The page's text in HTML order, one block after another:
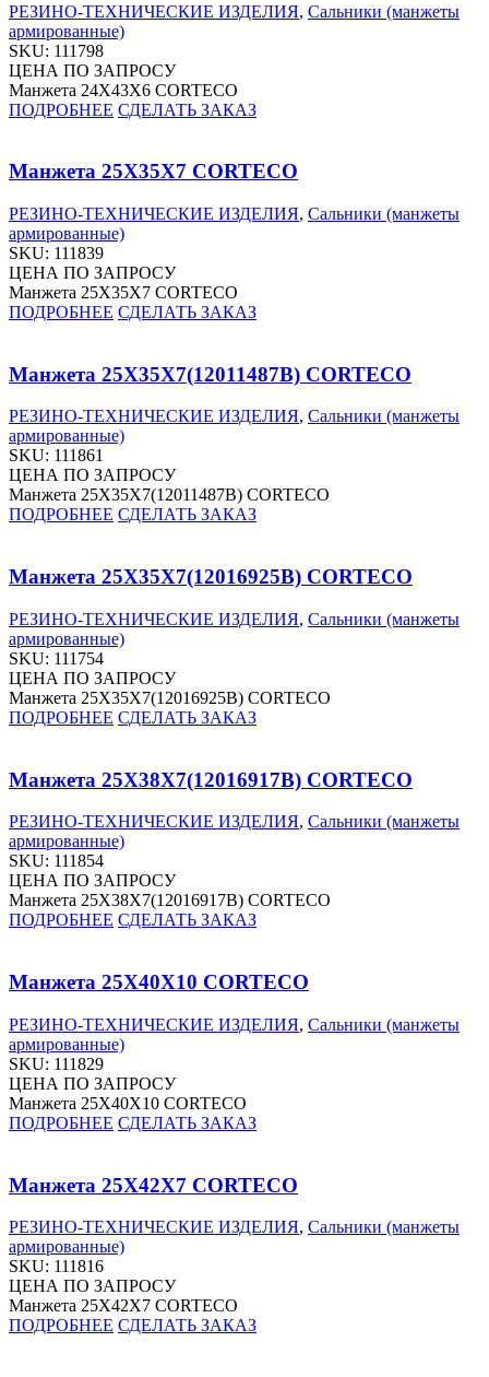
РЕЗИНО-ТЕХНИЧЕСКИЕ ИЗДЕЛИЯ, Сальники (манжеты
армированные)
SKU: 111798
ЦЕНА ПО ЗАПРОСУ
Манжета 24X43X6 CORTECO
ПОДРОБНЕЕ СДЕЛАТЬ ЗАКАЗ
Манжета 25X35X7 CORTECO
РЕЗИНО-ТЕХНИЧЕСКИЕ ИЗДЕЛИЯ, Сальники (манжеты
армированные)
SKU: 111839
ЦЕНА ПО ЗАПРОСУ
Манжета 25X35X7 CORTECO
ПОДРОБНЕЕ СДЕЛАТЬ ЗАКАЗ
Манжета 25X35X7(12011487B) CORTECO
РЕЗИНО-ТЕХНИЧЕСКИЕ ИЗДЕЛИЯ, Сальники (манжеты
армированные)
SKU: 111861
ЦЕНА ПО ЗАПРОСУ
Манжета 25X35X7(12011487B) CORTECO
ПОДРОБНЕЕ СДЕЛАТЬ ЗАКАЗ
Манжета 25X35X7(12016925B) CORTECO
РЕЗИНО-ТЕХНИЧЕСКИЕ ИЗДЕЛИЯ, Сальники (манжеты
армированные)
SKU: 111754
ЦЕНА ПО ЗАПРОСУ
Манжета 25X35X7(12016925B) CORTECO
ПОДРОБНЕЕ СДЕЛАТЬ ЗАКАЗ
Манжета 25X38X7(12016917B) CORTECO
РЕЗИНО-ТЕХНИЧЕСКИЕ ИЗДЕЛИЯ, Сальники (манжеты
армированные)
SKU: 111854
ЦЕНА ПО ЗАПРОСУ
Манжета 25X38X7(12016917B) CORTECO
ПОДРОБНЕЕ СДЕЛАТЬ ЗАКАЗ
Манжета 25X40X10 CORTECO
РЕЗИНО-ТЕХНИЧЕСКИЕ ИЗДЕЛИЯ, Сальники (манжеты
армированные)
SKU: 111829
ЦЕНА ПО ЗАПРОСУ
Манжета 25X40X10 CORTECO
ПОДРОБНЕЕ СДЕЛАТЬ ЗАКАЗ
Манжета 25X42X7 CORTECO
РЕЗИНО-ТЕХНИЧЕСКИЕ ИЗДЕЛИЯ, Сальники (манжеты
армированные)
SKU: 111816
ЦЕНА ПО ЗАПРОСУ
Манжета 25X42X7 CORTECO
ПОДРОБНЕЕ СДЕЛАТЬ ЗАКАЗ